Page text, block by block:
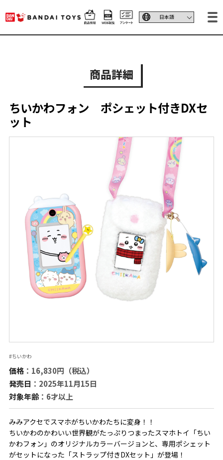
商品詳細
ちいかわフォン ポシェット付きDXセ
ット
#ちいかわ
価格：16,830円（税込）
発売日 ：2025年11月15日
対象年齢：6才以上
みみアクセでスマホがちいかわたちに変身！！
ちいかわのかわいい世界観がたっぷりつまったスマホトイ「ちい
かわフォン」のオリジナルカラーバージョンと、専用ポシェット
がセットになった「ストラップ付きDXセット」が登場！